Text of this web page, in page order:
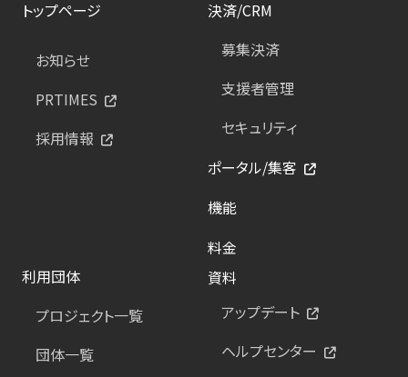
トップページ
お知らせ
PRTIMES
採用情報
決済/CRM
募集決済
支援者管理
セキュリティ
ポータル/集客
機能
料金
利用団体
プロジェクト一覧
団体一覧
資料
アップデート
ヘルプセンター